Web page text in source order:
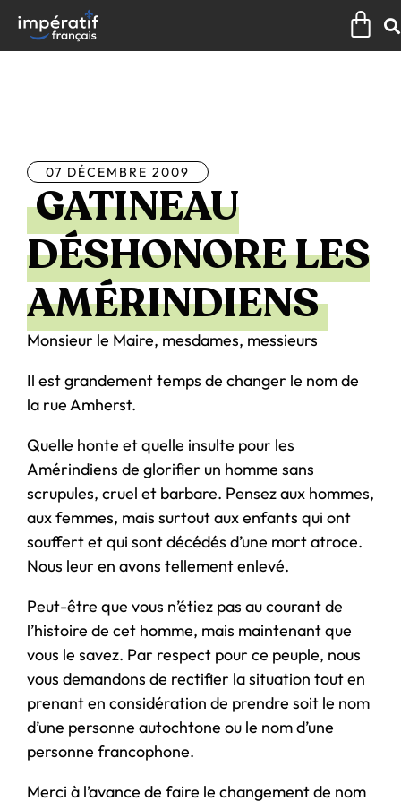
contenu
07 DÉCEMBRE 2009
GATINEAU
DÉSHONORE LES
AMÉRINDIENS
Monsieur le Maire, mesdames, messieurs
Il est grandement temps de changer le nom de
la rue Amherst.
Quelle honte et quelle insulte pour les
Amérindiens de glorifier un homme sans
scrupules, cruel et barbare. Pensez aux hommes,
aux femmes, mais surtout aux enfants qui ont
souffert et qui sont décédés d’une mort atroce.
Nous leur en avons tellement enlevé.
Peut-être que vous n’étiez pas au courant de
l’histoire de cet homme, mais maintenant que
vous le savez. Par respect pour ce peuple, nous
vous demandons de rectifier la situation tout en
prenant en considération de prendre soit le nom
d’une personne autochtone ou le nom d’une
personne francophone.
Merci à l’avance de faire le changement de nom